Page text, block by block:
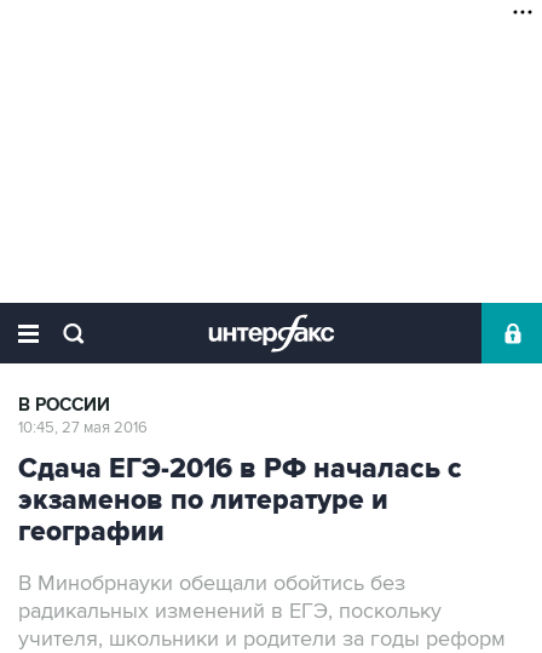
В РОССИИ
10:45, 27 мая 2016
Сдача ЕГЭ-2016 в РФ началась с
экзаменов по литературе и
географии
В Минобрнауки обещали обойтись без
радикальных изменений в ЕГЭ, поскольку
учителя, школьники и родители за годы реформ